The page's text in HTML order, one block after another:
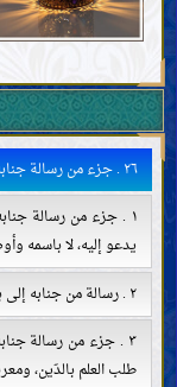
٢٦ . جزء من رسالة جنابه فيها ينذر باشتداد البلاء، ويبيّن سببه وطريقة منعه.
١ . جزء من رسالة
يدعو إليه، لا باسمه
٢ . رسالة من جنابه إلى بعض أصحابه يعظه فيها ويحذّره من حبّ الدّنيا.
٣ . جزء من رسالة
طلب العلم بالدّين،